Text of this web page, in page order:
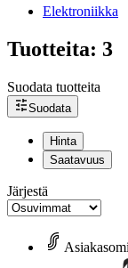
Elektroniikka
Tuotteita: 3
Suodata tuotteita
Suodata
Hinta
Saatavuus
Järjestä